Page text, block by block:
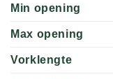
Min opening
Max opening
Vorklengte